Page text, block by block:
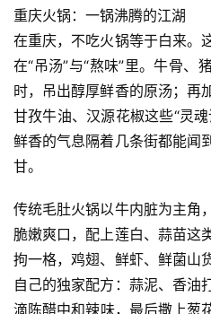
干
群
运
营
记
录
验
教
程
软
重庆火锅：一锅沸腾的江湖
在重庆，不吃火锅等于白来。
在“吊汤”与“熬味”里。牛骨、
时，吊出醇厚鲜香的原汤；再
甘孜牛油、汉源花椒这些“灵
鲜香的气息隔着几条街都能闻
甘。
传统毛肚火锅以牛内脏为主角
脆嫩爽口，配上莲白、蒜苗这
拘一格，鸡翅、鲜虾、鲜菌山
自己的独家配方：蒜泥、香油
滴陈醋中和辣味，最后撒上